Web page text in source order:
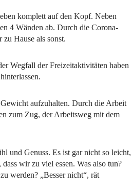
komplett auf den Kopf. Neben
4 Wänden ab. Durch die Corona-
Hause als sonst.
Wegfall der Freizeitaktivitäten haben
aufzuhalten. Durch die Arbeit
zum Zug, der Arbeitsweg mit dem
und Genuss. Es ist gar nicht so leicht,
wir zu viel essen. Was also tun?
werden? „Besser nicht“, rät